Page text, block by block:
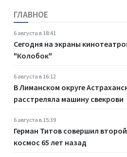
ГЛАВНОЕ
6 августа в 18:41
Сегодня на экраны
"Колобок"
6 августа в 16:12
В Лиманском округе
расстреляла машину свекрови
6 августа в 15:39
Герман Титов совершил
космос 65 лет назад